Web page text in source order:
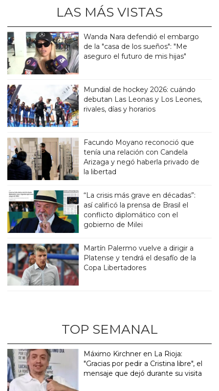
LAS MÁS VISTAS
Wanda Nara defendió el embargo
de la "casa de los sueños": "Me
aseguro el futuro de mis hijas"
Mundial de hockey 2026: cuándo
debutan Las Leonas y Los Leones,
rivales, días y horarios
Facundo Moyano reconoció que
tenía una relación con Candela
Arizaga y negó haberla privado de
la libertad
“La crisis más grave en décadas”:
así calificó la prensa de Brasil el
conflicto diplomático con el
gobierno de Milei
Martín Palermo vuelve a dirigir a
Platense y tendrá el desafío de la
Copa Libertadores
TOP SEMANAL
Máximo Kirchner en La Rioja:
"Gracias por pedir a Cristina libre", el
mensaje que dejó durante su visita